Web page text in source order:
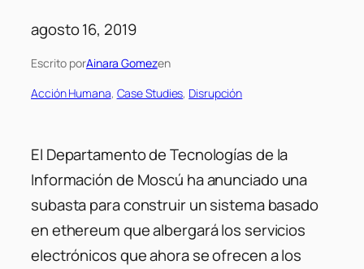
agosto 16, 2019
Escrito porAinara Gomezen
Acción Humana, Case Studies, Disrupción
El Departamento de Tecnologías de la
Información de Moscú ha anunciado una
subasta para construir un sistema basado
en ethereum que albergará los servicios
electrónicos que ahora se ofrecen a los